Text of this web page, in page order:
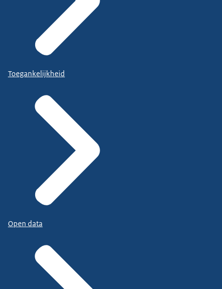
Toegankelijkheid
Open data